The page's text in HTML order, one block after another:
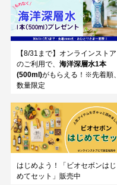
【8/31まで】オンラインストア
のご利用で、 海洋深層水1本
(500ml)がもらえる！※先着順、
数量限定
はじめよう！「ビオセボンはじ
めてセット」販売中